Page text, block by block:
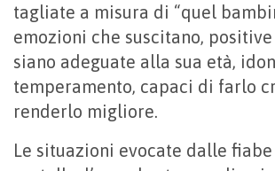
tagliate a misura di “quel
emozioni che suscitano,
siano adeguate alla sua età,
temperamento, capaci di farlo
renderlo migliore.
Le situazioni evocate dalle